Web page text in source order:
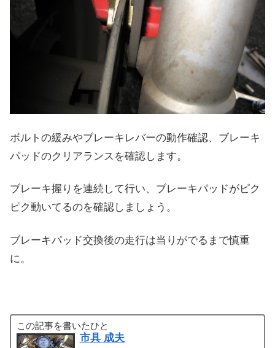
ボルトの緩みやブレーキレバーの動作確認、ブレーキ
パッドのクリアランスを確認します。
ブレーキ握りを連続して行い、ブレーキパッドがピク
ピク動いてるのを確認しましょう。
ブレーキパッド交換後の走行は当りがでるまで慎重
に。
この記事を書いたひと
市具 成夫